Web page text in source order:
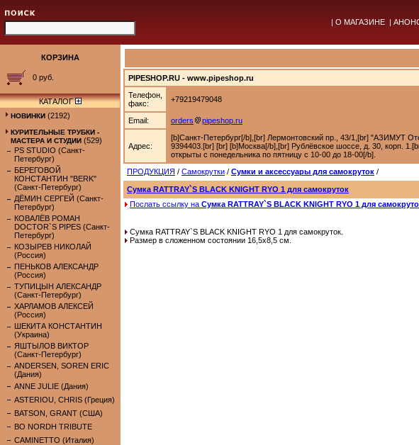
| О МАГАЗИНЕ |
КОРЗИНА
0 руб.
КАТАЛОГ
НОВИНКИ (2192)
КУРИТЕЛЬНЫЕ ТРУБКИ -
МАСТЕРА И СТУДИИ (529)
PS STUDIO (Санкт-
Петербург)
БЕРЕГОВОЙ
КОНСТАНТИН "BERK"
(Санкт-Петербург)
ДЁМИН СЕРГЕЙ (Санкт-
Петербург)
КОВАЛЁВ РОМАН
DOCTOR`S PIPES (Санкт-
Петербург)
КОЗЫРЕВ НИКОЛАЙ
(Россия)
ПЕНЬКОВ АЛЕКСАНДР
(Россия)
ТУПИЦЫН АЛЕКСАНДР
(Санкт-Петербург)
ХАРЛАМОВ АЛЕКСЕЙ
(Россия)
ШЕКИТА КОНСТАНТИН
(Украина)
ЯШТЫЛОВ ВИКТОР
(Санкт-Петербург)
ANDERSEN, SOREN ERIC
(Дания)
ANNE JULIE (Дания)
ASTERIOU, CHRIS (Греция)
BATSON, GRANT (США)
BO NORDH TRIBUTE
CAMINETTO (Италия)
PIPESHOP.RU - www.pipeshop.ru
Телефон,
факс:
+79219479048
Email: orders pipeshop.ru
Адрес:
[b]Санкт-Петербург[/b],[br] Лермонтовский пр., 43/1,[br] "АЗИМУТ
9394403.[br] [br] [b]Москва[/b],[br] Рублёвское шоссе, д. 30, корп.
открыты с понедельника по пятницу с 10-00 до 18-00[/b].
ПРОДУКЦИЯ / Самокрутки / Сумки и аксессуары для самокруток /
Сумка RATTRAY`S BLACK KNIGHT RYO 1 для самокруток
Послать ссылку на Сумка RATTRAY`S BLACK KNIGHT RYO 1 для
Сумка RATTRAY`S BLACK KNIGHT RYO 1 для самокруток.
Размер в сложенном состоянии 16,5х8,5 см.